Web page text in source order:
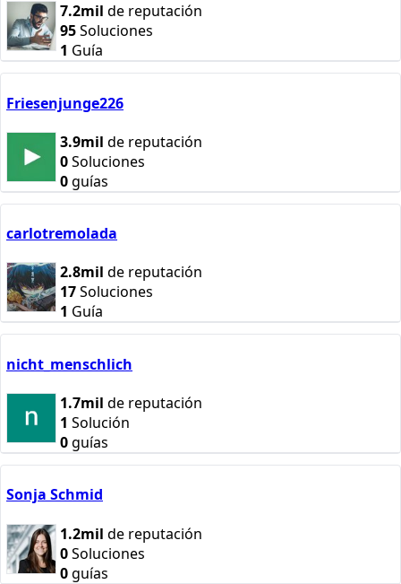
7.2mil de reputación
95Soluciones
1 Guía
Friesenjunge226
3.9mil de reputación
0Soluciones
0guías
carlotremolada
2.8mil de reputación
17Soluciones
1 Guía
nicht_menschlich
1.7mil de reputación
1 Solución
0guías
Sonja Schmid
1.2mil de reputación
0Soluciones
0guías